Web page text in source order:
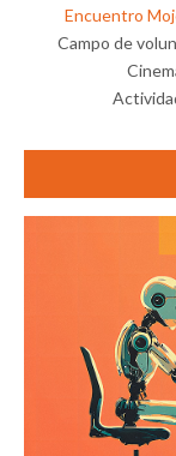
Encuentro
Campo de